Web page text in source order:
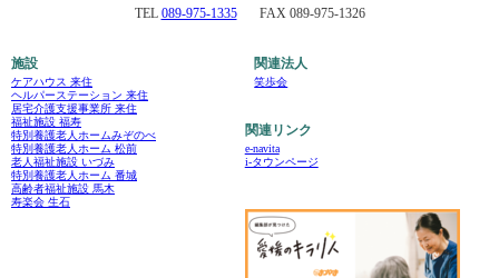
TEL 089-975-1335 FAX 089-975-1326
施設
ケアハウス 来住
ヘルパーステーション 来住
居宅介護支援事業所 来住
福祉施設 福寿
特別養護老人ホームみぞのべ
特別養護老人ホーム 松前
老人福祉施設 いづみ
特別養護老人ホーム 番城
高齢者福祉施設 馬木
寿楽会 生石
関連法人
笑歩会
関連リンク
e-navita
i-タウンページ